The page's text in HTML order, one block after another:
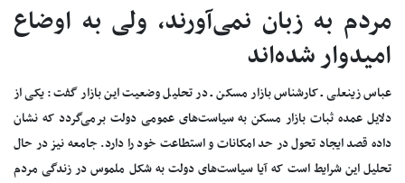
مردم به زبان نمی‌آورند، ولی به اوضاع
امیدوار شده‌اند
عباس زینعلی ـ کارشناس بازار مسکن ـ در تحلیل وضعیت این بازار گفت: یکی از
دلایل عمده ثبات بازار مسکن به سیاست‌های عمومی دولت برمی‌گردد که نشان
داده قصد ایجاد تحول در حد امکانات و استطاعت خود را دارد. جامعه نیز در حال
تحلیل این شرایط است که آیا سیاست‌های دولت به شکل ملموس در زندگی مردم